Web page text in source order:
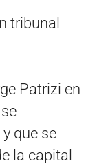
tribunal
Patrizi en
que se
la capital